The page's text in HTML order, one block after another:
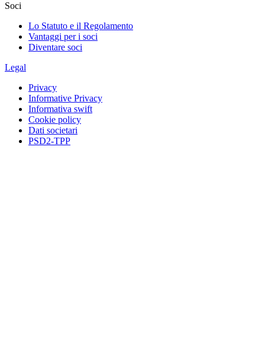
Soci
Lo Statuto e il Regolamento
Vantaggi per i soci
Diventare soci
Legal
Privacy
Informative Privacy
Informativa swift
Cookie policy
Dati societari
PSD2-TPP